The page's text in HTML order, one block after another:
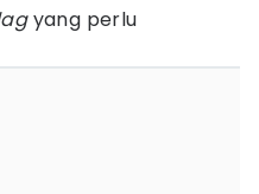
yang perlu